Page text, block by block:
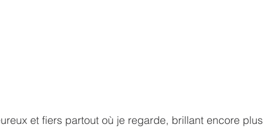
et fiers partout où je regarde, brillant encore plus